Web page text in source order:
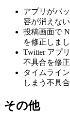
アプリがバ
容が消えな
投稿画面で
を修正しま
Twitter アプ
不具合を修
タイムライ
しまう不具
その他